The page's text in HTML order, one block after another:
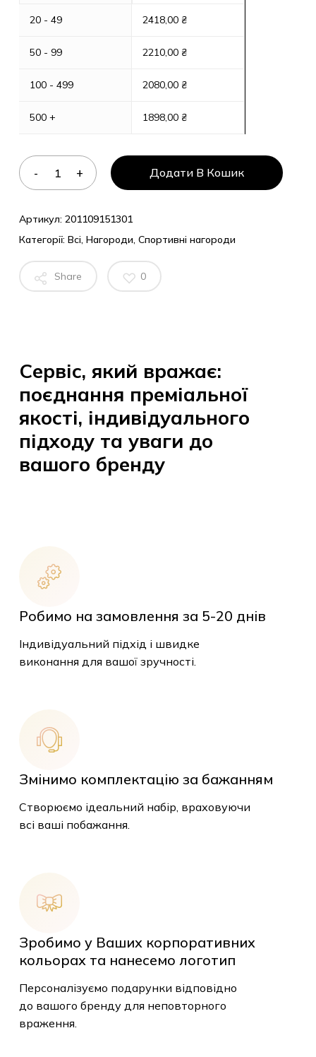
20 - 49
50 - 99
100 - 499
500 +
2418,00 ₴
2210,00 ₴
2080,00 ₴
1898,00 ₴
Додати В Кошик
Артикул: 201109151301
Категорії: Всі, Нагороди, Спортивні нагороди
Share 0
Сервіс, який вражає:
поєднання преміальної
якості, індивідуального
підходу та уваги до
вашого бренду
Робимо на замовлення за 5-20 днів
Індивідуальний підхід і швидке
виконання для вашої зручності.
Змінимо комплектацію за бажанням
Створюємо ідеальний набір, враховуючи
всі ваші побажання.
Зробимо у Ваших корпоративних
кольорах та нанесемо логотип
Персоналізуємо подарунки відповідно
до вашого бренду для неповторного
враження.